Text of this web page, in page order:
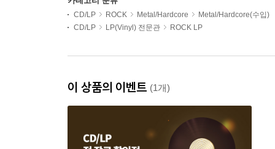
CD/LP ROCK Metal/Hardcore
Metal/Hardcore(수입)
CD/LP
LP(Vinyl) 전문관 ROCK LP
이 상품의 이벤트 (1개)